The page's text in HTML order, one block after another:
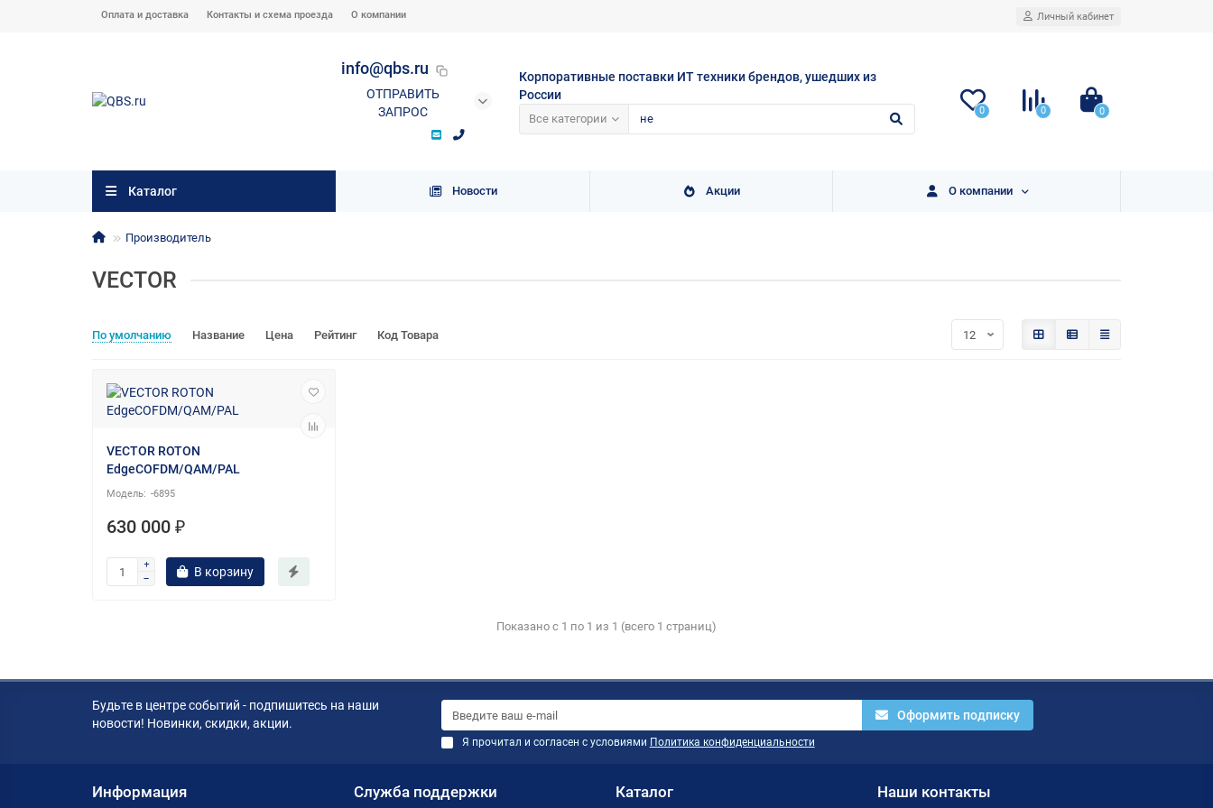
Оплата и доставка Контакты и схема проезда О компании Личный кабинет
Корпоративные поставки ИТ техники брендов, ушедших из
России
Все категории
info@qbs.ru
ОТПРАВИТЬ
ЗАПРОС
0 0 0
Каталог Новости Акции О компании
Производитель
VECTOR
По умолчанию Название Цена Рейтинг Код Товара
VECTOR ROTON
EdgeCOFDM/QAM/PAL
-6895
630 000 ₽
В корзину
Показано с 1 по 1 из 1 (всего 1 страниц)
Будьте в центре событий - подпишитесь на наши
новости! Новинки, скидки, акции.
Оформить подписку
Я прочитал и согласен с условиями Политика конфиденциальности
Информация Служба поддержки Каталог Наши контакты